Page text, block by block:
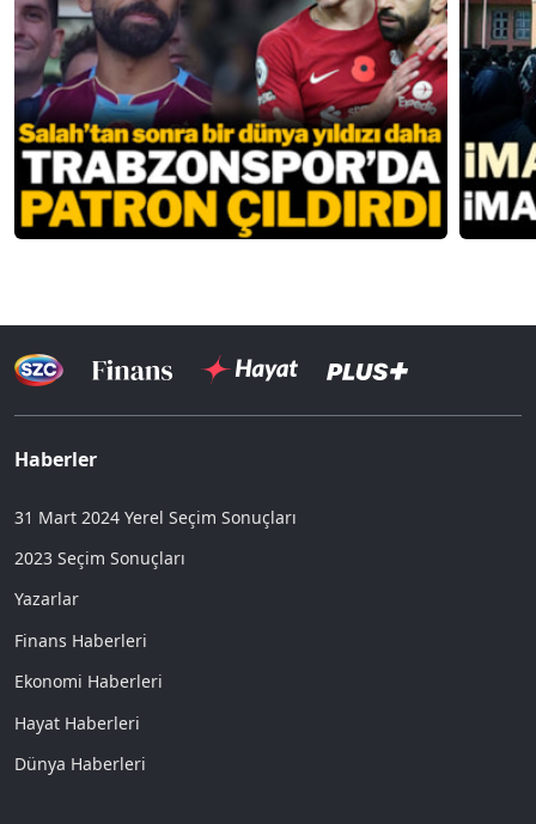
Haberler
31 Mart 2024 Yerel Seçim Sonuçları
2023 Seçim Sonuçları
Yazarlar
Finans Haberleri
Ekonomi Haberleri
Hayat Haberleri
Dünya Haberleri